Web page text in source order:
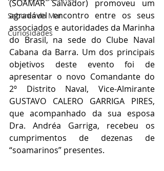
Sabores do Mar
Curiosidades
(SOAMAR Salvador) promoveu um
agradável encontro entre os seus
associados e autoridades da Marinha
do Brasil, na sede do Clube Naval
Cabana da Barra. Um dos principais
objetivos deste evento foi de
apresentar o novo Comandante do
2º Distrito Naval, Vice-Almirante
GUSTAVO CALERO GARRIGA PIRES,
que acompanhado da sua esposa
Dra. Andréa Garriga, recebeu os
cumprimentos de dezenas de
“soamarinos” presentes.